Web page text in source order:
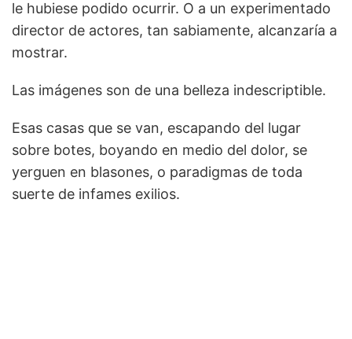
le hubiese podido ocurrir. O a un experimentado
director de actores, tan sabiamente, alcanzaría a
mostrar.
Las imágenes son de una belleza indescriptible.
Esas casas que se van, escapando del lugar
sobre botes, boyando en medio del dolor, se
yerguen en blasones, o paradigmas de toda
suerte de infames exilios.